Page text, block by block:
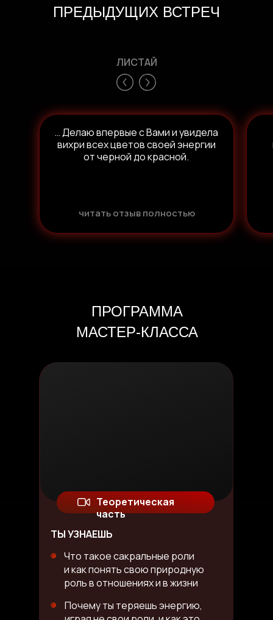
ЛИСТАЙ
ПРЕДЫДУЩИХ ВСТРЕЧ
… Делаю впервые с Вами и увидела
вихри всех цветов своей энергии
от черной до красной.
читать отзыв полностью
ТЫ УЗНАЕШЬ
Что такое сакральные роли
и как понять свою природную
роль в отношениях и в жизни
Почему ты теряешь энергию,
Теоретическая
часть
ПРОГРАММА
МАСТЕР-КЛАССА